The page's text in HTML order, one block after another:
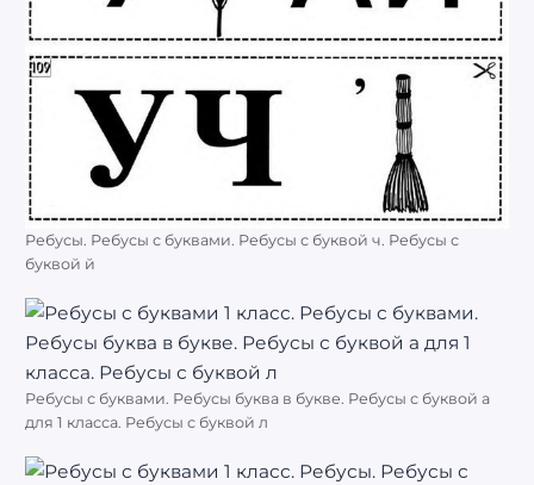
Ребусы. Ребусы с буквами. Ребусы с буквой ч. Ребусы с
буквой й
Ребусы с буквами. Ребусы буква в букве. Ребусы с буквой а
для 1 класса. Ребусы с буквой л